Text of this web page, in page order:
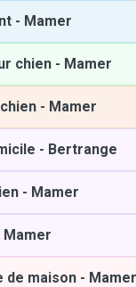
- Mamer
chien - Mamer
- Mamer
- Bertrange
- Mamer
Mamer
de maison - Mamer